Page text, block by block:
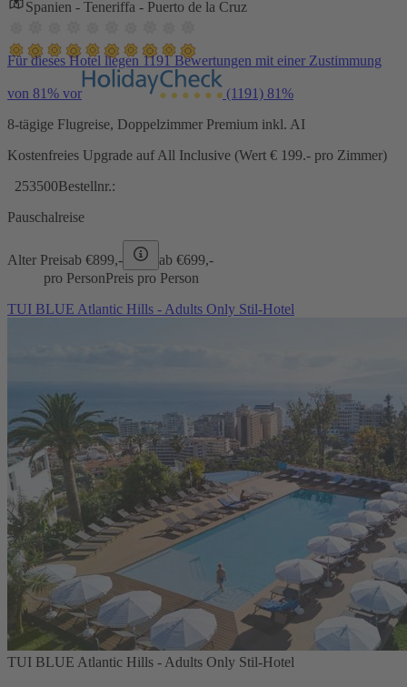
Spanien - Teneriffa - Puerto de la Cruz
Für dieses Hotel liegen 1191 Bewertungen mit einer Zustimmung
von 81% vor (1191) 81%
8-tägige Flugreise, Doppelzimmer Premium inkl. AI
Kostenfreies Upgrade auf All Inclusive (Wert € 199.- pro Zimmer)
253500Bestellnr.:
Pauschalreise
Alter Preisab €899,- ab €699,-
pro PersonPreis pro Person
TUI BLUE Atlantic Hills - Adults Only Stil-Hotel
TUI BLUE Atlantic Hills - Adults Only Stil-Hotel